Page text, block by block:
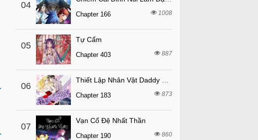
04
Chapter 166 1008
05
Tự Cẩm
Chapter 403 887
06
Chapter 183 873
07
Vạn Cổ Đệ Nhất Thần
Chapter 190 860